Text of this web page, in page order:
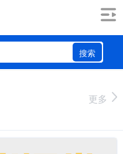
搜索
更多